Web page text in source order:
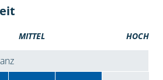
MITTEL HOCH